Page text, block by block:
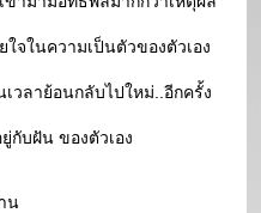
จในความเป็นตัวของตัวเอง
วลาย้อนกลับไปใหม่..อีกครั้ง
กับฝัน ของตัวเอง
น